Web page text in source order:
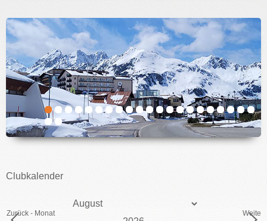
CLUBINFO
TERMINE
ACCESSORIES
KONTAKT
IMPRESSUM
Clubkalender
Zurück - Monat
Monat
Weiter